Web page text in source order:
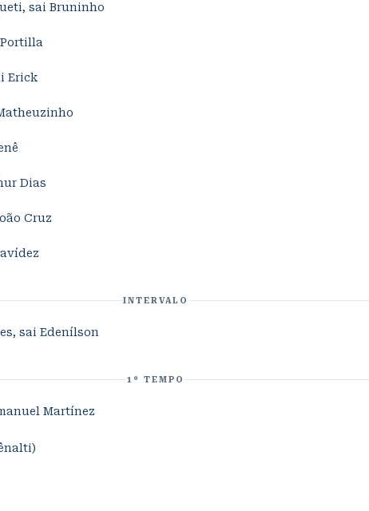
sai Bruninho
Erick
Dias
Cruz
INTERVALO
sai Edenílson
1º TEMPO
Martínez